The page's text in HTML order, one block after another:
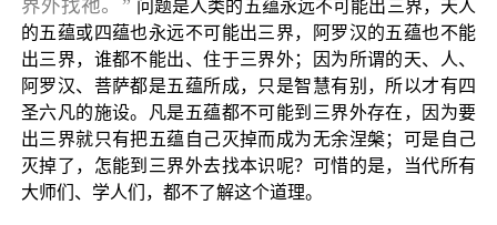
界外找祂。” 问题是人类的五蕴永远不可能出三界，天人
的五蕴或四蕴也永远不可能出三界，阿罗汉的五蕴也不能
出三界，谁都不能出、住于三界外；因为所谓的天、人、
阿罗汉、菩萨都是五蕴所成，只是智慧有别，所以才有四
圣六凡的施设。凡是五蕴都不可能到三界外存在，因为要
出三界就只有把五蕴自己灭掉而成为无余涅槃；可是自己
灭掉了，怎能到三界外去找本识呢？可惜的是，当代所有
大师们、学人们，都不了解这个道理。